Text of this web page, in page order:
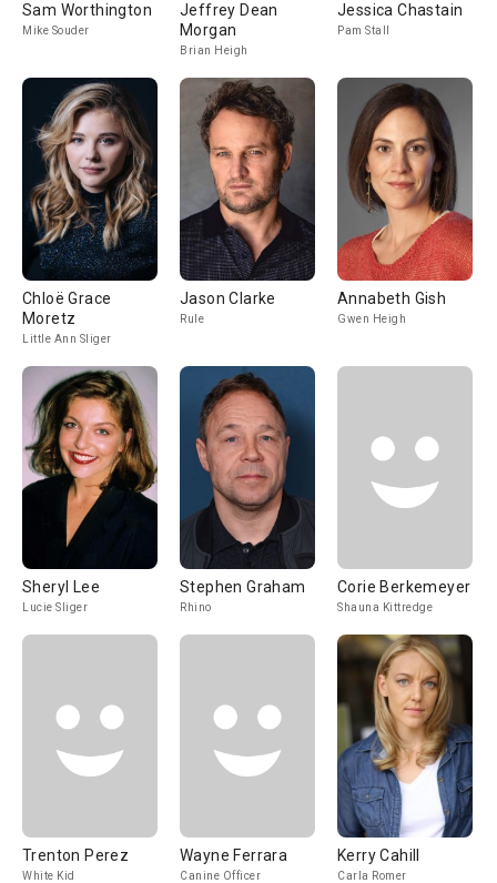
Sam Worthington
Mike Souder
Jeffrey Dean
Morgan
Brian Heigh
Jessica Chastain
Pam Stall
Chloë Grace
Moretz
Little Ann Sliger
Jason Clarke
Rule
Annabeth Gish
Gwen Heigh
Sheryl Lee
Lucie Sliger
Stephen Graham
Rhino
Corie Berkemeyer
Shauna Kittredge
Trenton Perez
White Kid
Wayne Ferrara
Canine Officer
Kerry Cahill
Carla Romer